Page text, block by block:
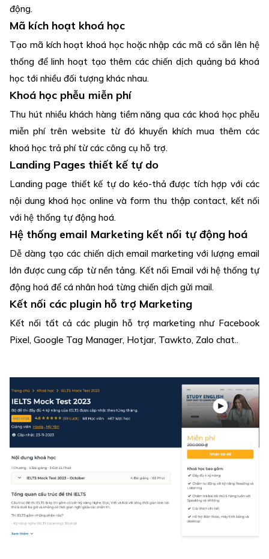
động.
Mã kích hoạt khoá học
Tạo mã kích hoạt khoá học hoặc nhập các mã có sẵn lên hệ
thống để linh hoạt tạo thêm các chiến dịch quảng bá khoá
học tới nhiều đối tượng khác nhau.
Khoá học phễu miễn phí
Thu hút nhiều khách hàng tiềm năng qua các khoá học phễu
miễn phí trên website từ đó khuyến khích mua thêm các
khoá học trả phí từ các công cụ hỗ trợ.
Landing Pages thiết kế tự do
Landing page thiết kế tự do kéo-thả được tích hợp với các
nội dung khoá học online và form thu thập contact, kết nối
với hệ thống tự động hoá.
Hệ thống email Marketing kết nối tự động hoá
Dễ dàng tạo các chiến dịch email marketing với lượng email
lớn được cung cấp từ nền tảng. Kết nối Email với hệ thống tự
động hoá để cá nhân hoá từng chiến dịch gửi mail.
Kết nối các plugin hỗ trợ Marketing
Kết nối tất cả các plugin hỗ trợ marketing như Facebook
Pixel, Google Tag Manager, Hotjar, Tawkto, Zalo chat..